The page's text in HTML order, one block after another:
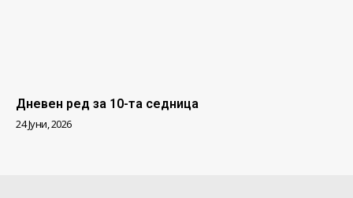
Дневен ред за 10-та седница
24 Јуни, 2026